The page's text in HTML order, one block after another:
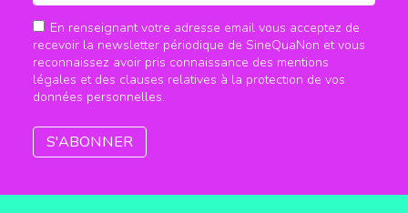
En renseignant votre adresse email vous acceptez de
recevoir la newsletter périodique de SineQuaNon et vous
reconnaissez avoir pris connaissance des mentions
légales et des clauses relatives à la protection de vos
données personnelles.